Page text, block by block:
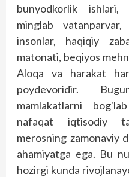
bunyodkorlik
minglab
insonlar, haqiqiy
matonati, beqiyos
Aloqa va harakat
poydevoridir.
mamlakatlarni
nafaqat iqtisodiy
merosning zamonaviy
ahamiyatga ega. Bu
hozirgi kunda